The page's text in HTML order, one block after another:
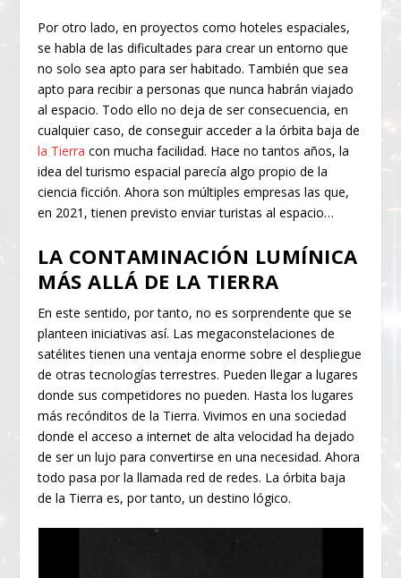
Por otro lado, en proyectos como hoteles espaciales,
se habla de las dificultades para crear un entorno que
no solo sea apto para ser habitado. También que sea
apto para recibir a personas que nunca habrán viajado
al espacio. Todo ello no deja de ser consecuencia, en
cualquier caso, de conseguir acceder a la órbita baja de
la Tierra con mucha facilidad. Hace no tantos años, la
idea del turismo espacial parecía algo propio de la
ciencia ficción. Ahora son múltiples empresas las que,
en 2021, tienen previsto enviar turistas al espacio…
LA CONTAMINACIÓN LUMÍNICA
MÁS ALLÁ DE LA TIERRA
En este sentido, por tanto, no es sorprendente que se
planteen iniciativas así. Las megaconstelaciones de
satélites tienen una ventaja enorme sobre el despliegue
de otras tecnologías terrestres. Pueden llegar a lugares
donde sus competidores no pueden. Hasta los lugares
más recónditos de la Tierra. Vivimos en una sociedad
donde el acceso a internet de alta velocidad ha dejado
de ser un lujo para convertirse en una necesidad. Ahora
todo pasa por la llamada red de redes. La órbita baja
de la Tierra es, por tanto, un destino lógico.